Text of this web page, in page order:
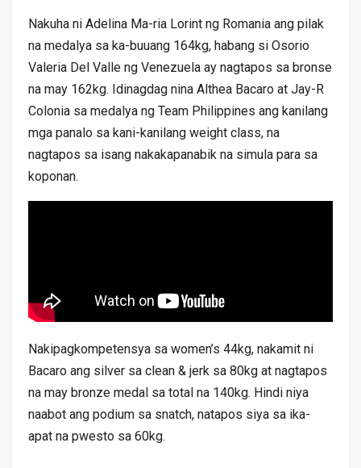
Nakuha ni Adelina Ma-ria Lorint ng Romania ang pilak
na medalya sa ka-buuang 164kg, habang si Osorio
Valeria Del Valle ng Venezuela ay nagtapos sa bronse
na may 162kg. Idinagdag nina Althea Bacaro at Jay-R
Colonia sa medalya ng Team Philippines ang kanilang
mga panalo sa kani-kanilang weight class, na
nagtapos sa isang nakakapanabik na simula para sa
koponan.
Nakipagkompetensya sa women’s 44kg, nakamit ni
Bacaro ang silver sa clean & jerk sa 80kg at nagtapos
na may bronze medal sa total na 140kg. Hindi niya
naabot ang podium sa snatch, natapos siya sa ika-
apat na pwesto sa 60kg.